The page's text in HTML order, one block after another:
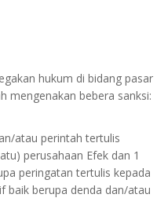
hukum di bidang pasar
mengenakan bebera sanksi:
atau perintah tertulis
perusahaan Efek dan 1
peringatan tertulis kepada
baik berupa denda dan/atau